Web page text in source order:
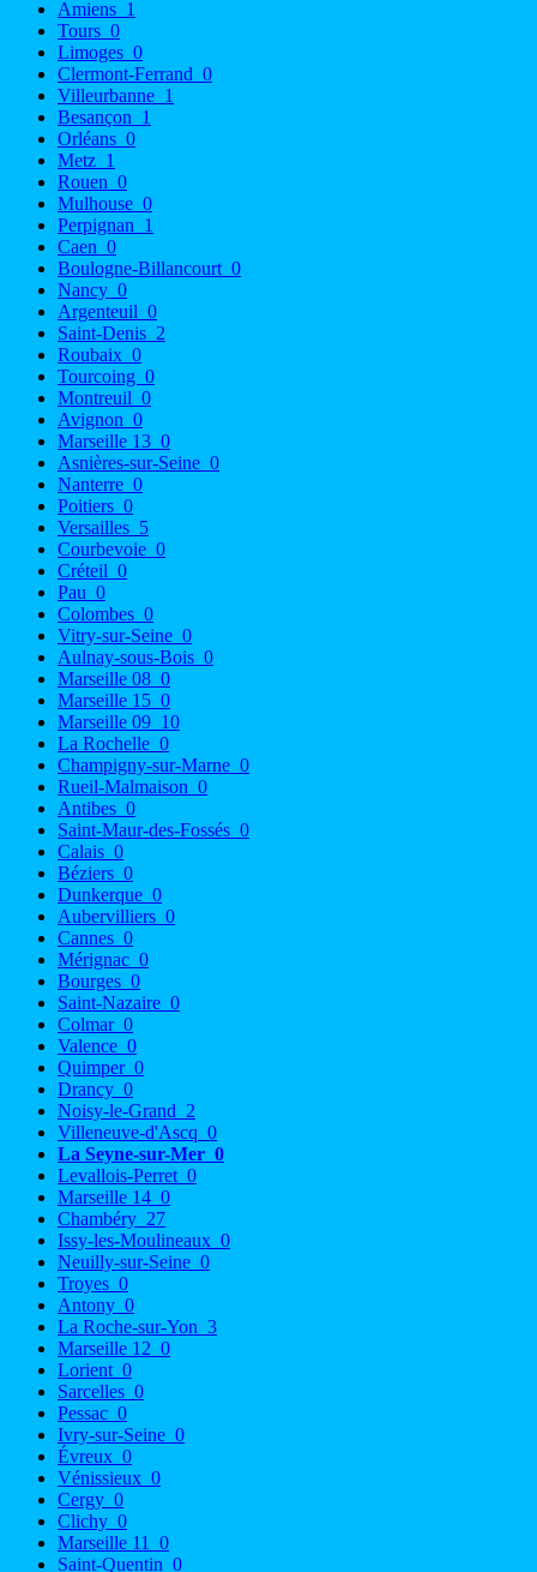
Amiens 1
Tours 0
Limoges 0
Clermont-Ferrand 0
Villeurbanne 1
Besançon 1
Orléans 0
Metz 1
Rouen 0
Mulhouse 0
Perpignan 1
Caen 0
Boulogne-Billancourt 0
Nancy 0
Argenteuil 0
Saint-Denis 2
Roubaix 0
Tourcoing 0
Montreuil 0
Avignon 0
Marseille 13 0
Asnières-sur-Seine 0
Nanterre 0
Poitiers 0
Versailles 5
Courbevoie 0
Créteil 0
Pau 0
Colombes 0
Vitry-sur-Seine 0
Aulnay-sous-Bois 0
Marseille 08 0
Marseille 15 0
Marseille 09 10
La Rochelle 0
Champigny-sur-Marne 0
Rueil-Malmaison 0
Antibes 0
Saint-Maur-des-Fossés 0
Calais 0
Béziers 0
Dunkerque 0
Aubervilliers 0
Cannes 0
Mérignac 0
Bourges 0
Saint-Nazaire 0
Colmar 0
Valence 0
Quimper 0
Drancy 0
Noisy-le-Grand 2
Villeneuve-d'Ascq 0
La Seyne-sur-Mer 0
Levallois-Perret 0
Marseille 14 0
Chambéry 27
Issy-les-Moulineaux 0
Neuilly-sur-Seine 0
Troyes 0
Antony 0
La Roche-sur-Yon 3
Marseille 12 0
Lorient 0
Sarcelles 0
Pessac 0
Ivry-sur-Seine 0
Évreux 0
Vénissieux 0
Cergy 0
Clichy 0
Marseille 11
0
Saint-Quentin 0